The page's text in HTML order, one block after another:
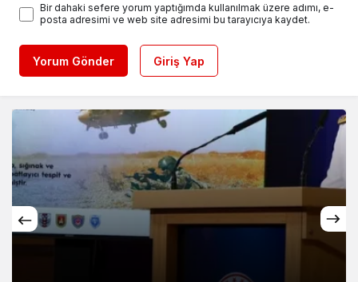
Bir dahaki sefere yorum yaptığımda kullanılmak üzere adımı, e-
posta adresimi ve web site adresimi bu tarayıcıya kaydet.
Yorum Gönder Giriş Yap